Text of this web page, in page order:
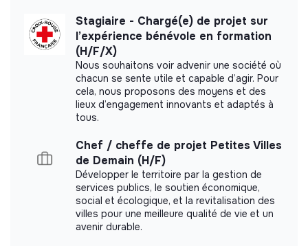
Labels and certifications
This structure did not communicate to us the
labels or certifications that it was able to obtain.
Documents
Did not yet add a transparency document.
Stagiaire - Chargé(e) de projet sur
l’expérience bénévole en formation
(H/F/X)
Nous souhaitons voir advenir une société où
chacun se sente utile et capable d’agir. Pour
cela, nous proposons des moyens et des
lieux d’engagement innovants et adaptés à
tous.
Chef / cheffe de projet Petites Villes
de Demain (H/F)
Développer le territoire par la gestion de
services publics, le soutien économique,
social et écologique, et la revitalisation des
villes pour une meilleure qualité de vie et un
avenir durable.